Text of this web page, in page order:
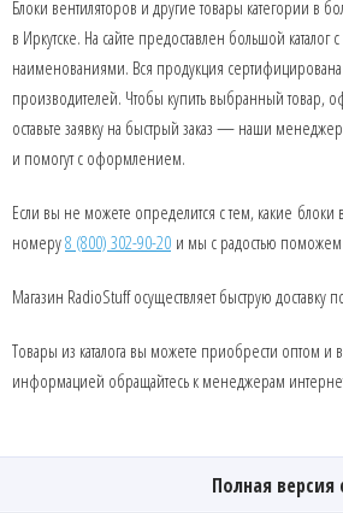
Блоки вентиляторов и другие товары категории в
в Иркутске. На сайте предоставлен большой
наименованиями. Вся продукция сертифицирована
производителей. Чтобы купить выбранный товар,
оставьте заявку на быстрый заказ — наши
и помогут с оформлением.
Если вы не можете определится с тем, какие блоки
номеру8 (800) 302-90-20 и мы с радостью
Магазин RadioStuff осуществляет быструю доставку
Товары из каталога вы можете приобрести оптом и
информацией обращайтесь к менеджерам
Полная версия